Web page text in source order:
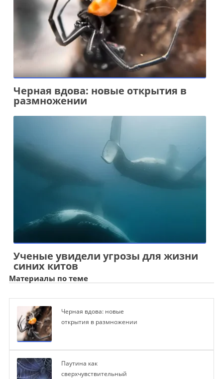
Черная вдова: новые открытия в
размножении
Ученые увидели угрозы для жизни
синих китов
Материалы по теме
Черная вдова: новые
открытия в размножении
Паутина как
сверхчувствительный